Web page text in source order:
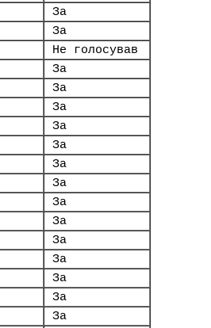
За
За
Не голосував
За
За
За
За
За
За
За
За
За
За
За
За
За
За